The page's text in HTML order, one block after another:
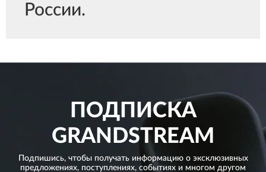
России.
ПОДПИСКА
GRANDSTREAM
Подпишись, чтобы получать информацию о эксклюзивных
предложениях, поступлениях, событиях и многом другом